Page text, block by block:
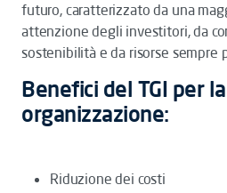
futuro, caratterizzato da una
attenzione degli investitori, da
sostenibilità e da risorse sempre
Benefici del TGI per
organizzazione:
Riduzione dei costi